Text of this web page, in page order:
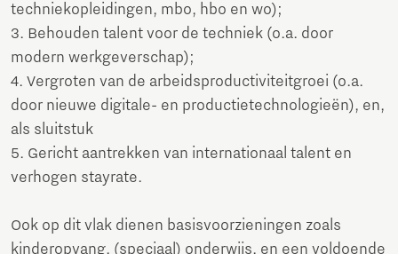
techniekopleidingen, mbo, hbo en wo);
3. Behouden talent voor de techniek (o.a. door
modern werkgeverschap);
4. Vergroten van de arbeidsproductiviteitgroei (o.a.
door nieuwe digitale- en productietechnologieën), en,
als sluitstuk
5. Gericht aantrekken van internationaal talent en
verhogen stayrate.
Ook op dit vlak dienen basisvoorzieningen zoals
kinderopvang, (speciaal) onderwijs, en een voldoende